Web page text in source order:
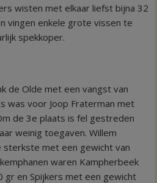
wisten met elkaar liefst bijna 32
vingen enkele grote vissen te
spekkoper.
de Olde met een vangst van
was voor Joop Fraterman met
de 3e plaats is fel gestreden
weinig toegaven. Willem
sterkste met een gewicht van
waren Kampherbeek
gr en Spijkers met een gewicht